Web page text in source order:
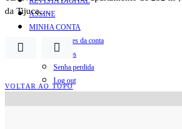
ASSINE
MINHA CONTA
Detalhes da conta
Pedidos
Senha perdida
Log out
da Tijuca,…
VOLTAR AO TOPO